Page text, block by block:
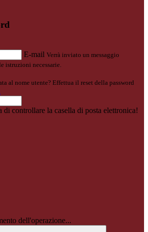
E-mail Verrà inviato un messaggio
istruzioni necessarie.
al nome utente? Effettua il reset della password
di controllare la casella di posta elettronica!
dell'operazione...